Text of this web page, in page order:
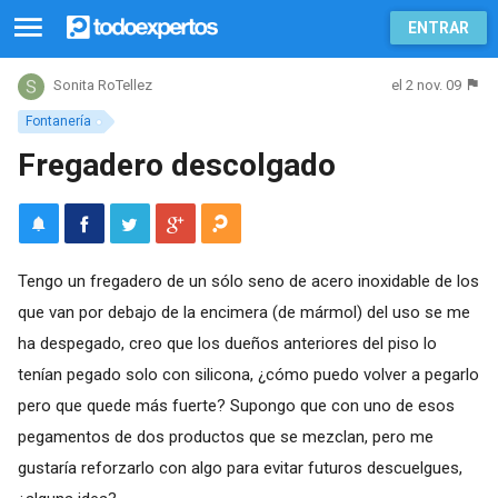
ENTRAR
Fontanería
Sonita RoTellez el 2 nov. 09
Fregadero descolgado
Tengo un fregadero de un sólo seno de acero inoxidable de los
que van por debajo de la encimera (de mármol) del uso se me
ha despegado, creo que los dueños anteriores del piso lo
tenían pegado solo con silicona, ¿cómo puedo volver a pegarlo
pero que quede más fuerte? Supongo que con uno de esos
pegamentos de dos productos que se mezclan, pero me
gustaría reforzarlo con algo para evitar futuros descuelgues,